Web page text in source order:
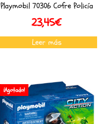
Playmobil 70306 Cofre Policía
23,45€
Leer más
¡Agotado!